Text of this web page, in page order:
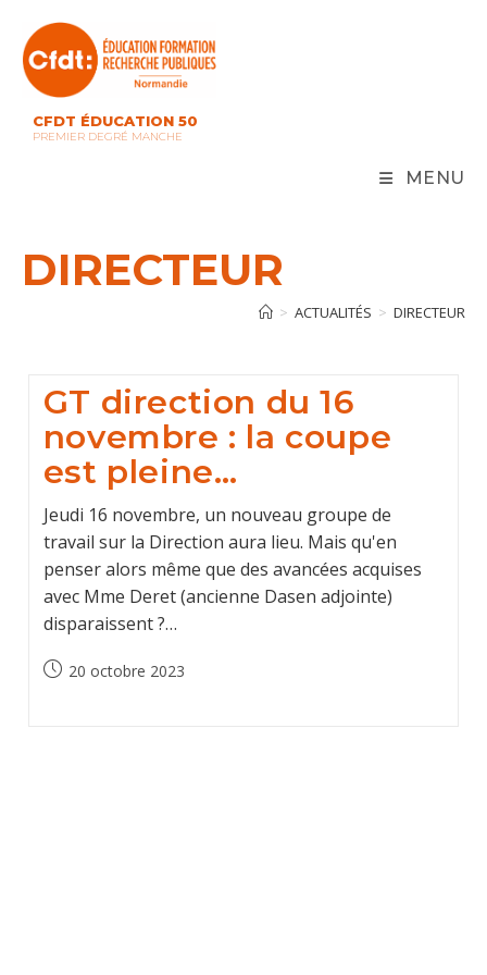
content
CFDT ÉDUCATION 50
PREMIER DEGRÉ MANCHE
MENU
DIRECTEUR
> ACTUALITÉS > DIRECTEUR
GT direction du 16
novembre : la coupe
est pleine…
Jeudi 16 novembre, un nouveau groupe de
travail sur la Direction aura lieu. Mais qu'en
penser alors même que des avancées acquises
avec Mme Deret (ancienne Dasen adjointe)
disparaissent ?…
Publication
20 octobre 2023